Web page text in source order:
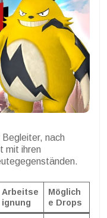
Begleiter, nach
mit ihren
Arbeitse
ignung
Möglich
e Drops